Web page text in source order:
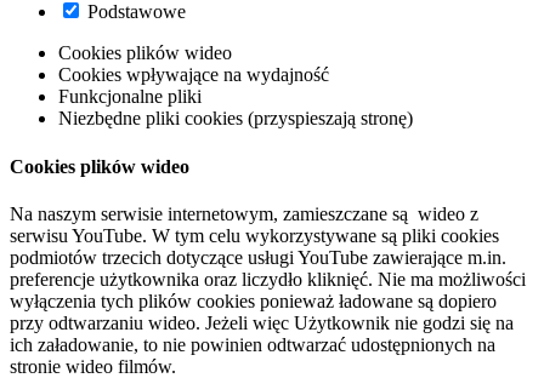
Podstawowe
Cookies plików wideo
Cookies wpływające na wydajność
Funkcjonalne pliki
Niezbędne pliki cookies (przyspieszają stronę)
Cookies plików wideo
Na naszym serwisie internetowym, zamieszczane są wideo z
serwisu YouTube. W tym celu wykorzystywane są pliki cookies
podmiotów trzecich dotyczące usługi YouTube zawierające m.in.
preferencje użytkownika oraz liczydło kliknięć. Nie ma możliwości
wyłączenia tych plików cookies ponieważ ładowane są dopiero
przy odtwarzaniu wideo. Jeżeli więc Użytkownik nie godzi się na
ich załadowanie, to nie powinien odtwarzać udostępnionych na
stronie wideo filmów.